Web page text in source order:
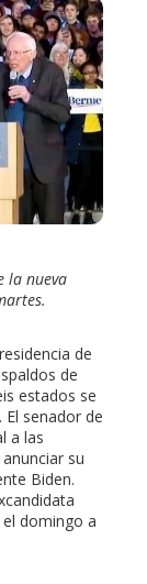
la nueva
de
de
estados se
senador de
a las
su
Biden.
domingo a